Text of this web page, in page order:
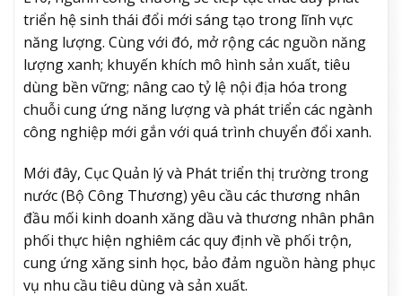
triển hệ sinh thái đổi mới sáng tạo trong lĩnh vực
năng lượng. Cùng với đó, mở rộng các nguồn năng
lượng xanh; khuyến khích mô hình sản xuất, tiêu
dùng bền vững; nâng cao tỷ lệ nội địa hóa trong
chuỗi cung ứng năng lượng và phát triển các ngành
công nghiệp mới gắn với quá trình chuyển đổi xanh.
Mới đây, Cục Quản lý và Phát triển thị trường trong
nước (Bộ Công Thương) yêu cầu các thương nhân
đầu mối kinh doanh xăng dầu và thương nhân phân
phối thực hiện nghiêm các quy định về phối trộn,
cung ứng xăng sinh học, bảo đảm nguồn hàng phục
vụ nhu cầu tiêu dùng và sản xuất.